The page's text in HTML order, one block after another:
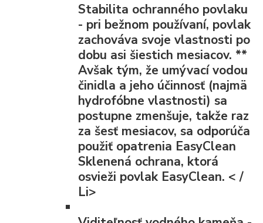
Stabilita ochranného povlaku
- pri bežnom používaní, povlak
zachováva svoje vlastnosti po
dobu asi šiestich mesiacov. **
Avšak tým, že umývací vodou
činidla a jeho účinnosť (najmä
hydrofóbne vlastnosti) sa
postupne zmenšuje, takže raz
za šesť mesiacov, sa odporúča
použiť opatrenia EasyClean
Sklenená ochrana, ktorá
osvieži povlak EasyClean. < /
Li>